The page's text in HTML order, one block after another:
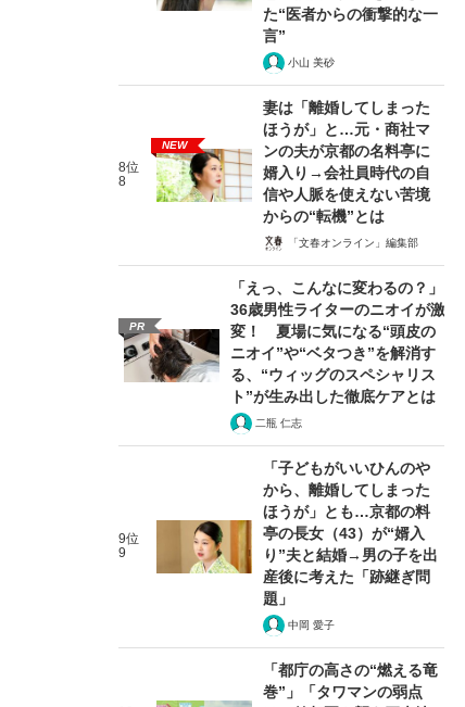
た“医者からの衝撃的な一
言”
小山 美砂
8位
8
NEW
妻は「離婚してしまった
ほうが」と…元・商社マ
ンの夫が京都の名料亭に
婿入り→会社員時代の自
信や人脈を使えない苦境
からの“転機”とは
「文春オンライン」編集部
PR
「えっ、こんなに変わるの？」
36歳男性ライターのニオイが激
変！ 夏場に気になる“頭皮の
ニオイ”や“ベタつき”を解消す
る、“ウィッグのスペシャリス
ト”が生み出した徹底ケアとは
二瓶 仁志
9位
9
「子どもがいいひんのや
から、離婚してしまった
ほうが」とも…京都の料
亭の長女（43）が“婿入
り”夫と結婚→男の子を出
産後に考えた「跡継ぎ問
題」
中岡 愛子
「都庁の高さの“燃える竜
巻”」「タワマンの弱点